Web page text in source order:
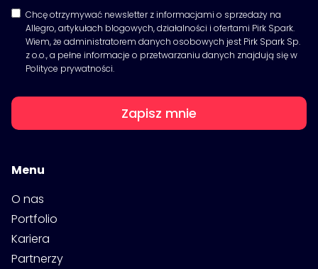
Chcę otrzymywać newsletter z informacjami o sprzedaży na
Allegro, artykułach blogowych, działalności i ofertami Pirk Spark.
Wiem, że administratorem danych osobowych jest Pirk Spark Sp.
z o.o., a pełne informacje o przetwarzaniu danych znajdują się w
Polityce prywatności.
Zapisz mnie
Menu
O nas
Portfolio
Kariera
Partnerzy